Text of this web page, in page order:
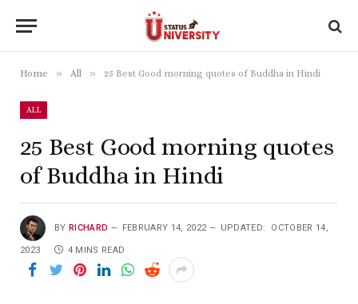
Home » All » 25 Best Good morning quotes of Buddha in Hindi
ALL
25 Best Good morning quotes
of Buddha in Hindi
BY RICHARD FEBRUARY 14, 2022 UPDATED: OCTOBER 14,
2023 4 MINS READ